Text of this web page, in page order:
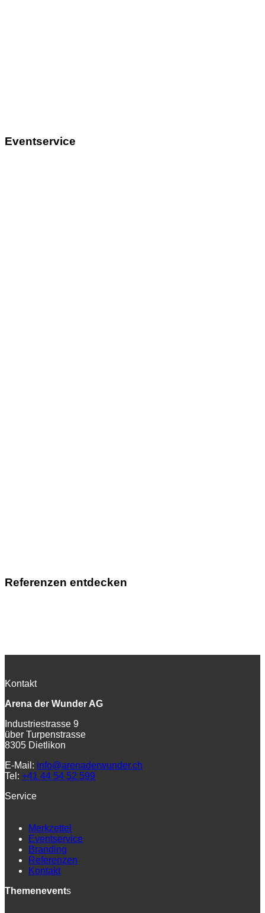
Eventservice
Referenzen entdecken
Kontakt
Arena der Wunder AG
Industriestrasse 9
über Turpenstrasse
8305 Dietlikon
E-Mail: info@arenaderwunder.ch
Tel: +41 44 54 52 599
Service
Merkzettel
Eventservice
Branding
Referenzen
Kontakt
Themenevents